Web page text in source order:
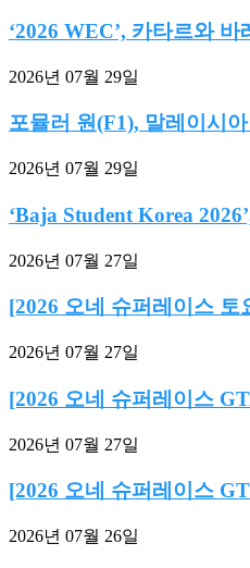
‘2026 WEC’, 카타르와
2026년 07월 29일
포뮬러 원(F1), 말레이시
2026년 07월 29일
‘Baja Student Korea
2026년 07월 27일
[2026 오네 슈퍼레이스 토
2026년 07월 27일
[2026 오네 슈퍼레이스
2026년 07월 27일
[2026 오네 슈퍼레이스
2026년 07월 26일